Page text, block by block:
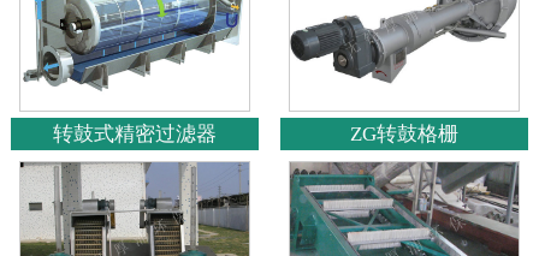
转鼓式精密过滤器 ZG转鼓格栅